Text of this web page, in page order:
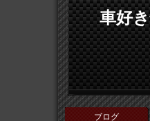
車好
ブログ